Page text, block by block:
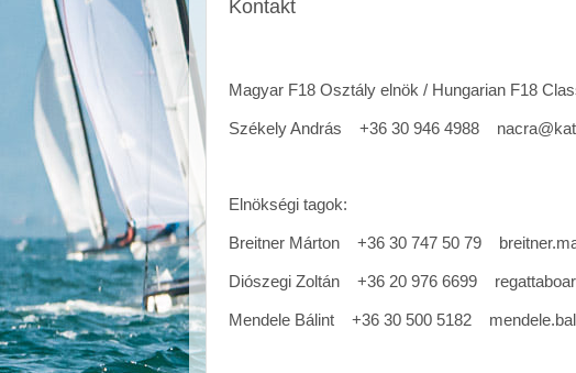
Kontakt
Magyar F18 Osztály elnök / Hungarian F18
Székely András +36 30 946 4988
Elnökségi tagok:
Breitner Márton +36 30 747 50 79 b
Diószegi Zoltán +36 20 976 6699
Mendele Bálint +36 30 500 5182